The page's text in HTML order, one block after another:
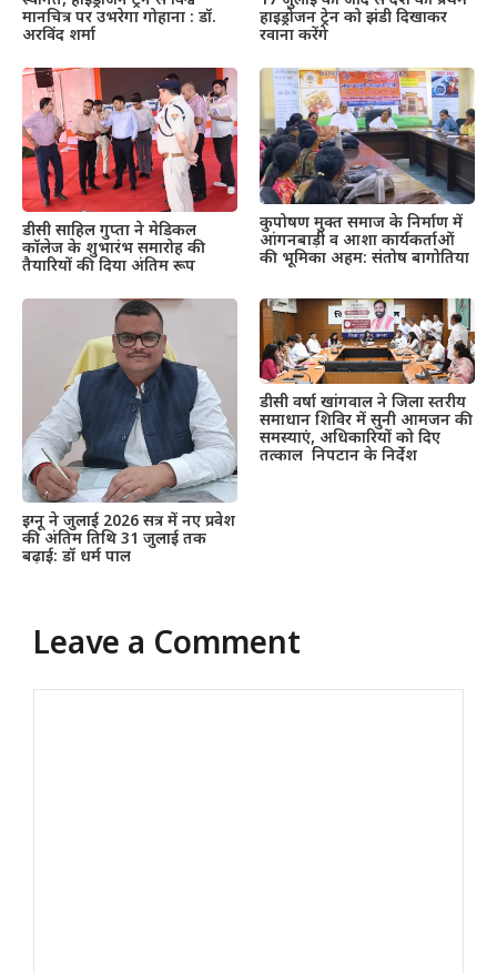
मानचित्र पर उभरेगा गोहाना : डॉ.
अरविंद शर्मा
हाइड्रोजन ट्रेन को झंडी दिखाकर
रवाना करेंगे
डीसी साहिल गुप्ता ने मेडिकल
कॉलेज के शुभारंभ समारोह की
तैयारियों की दिया अंतिम रूप
कुपोषण मुक्त समाज के निर्माण में
आंगनबाड़ी व आशा कार्यकर्ताओं
की भूमिका अहम: संतोष बागोतिया
इग्नू ने जुलाई 2026 सत्र में नए प्रवेश
की अंतिम तिथि 31 जुलाई तक
बढ़ाई: डॉ धर्म पाल
डीसी वर्षा खांगवाल ने जिला स्तरीय
समाधान शिविर में सुनी आमजन की
समस्याएं, अधिकारियों को दिए
तत्काल निपटान के निर्देश
Leave a Comment